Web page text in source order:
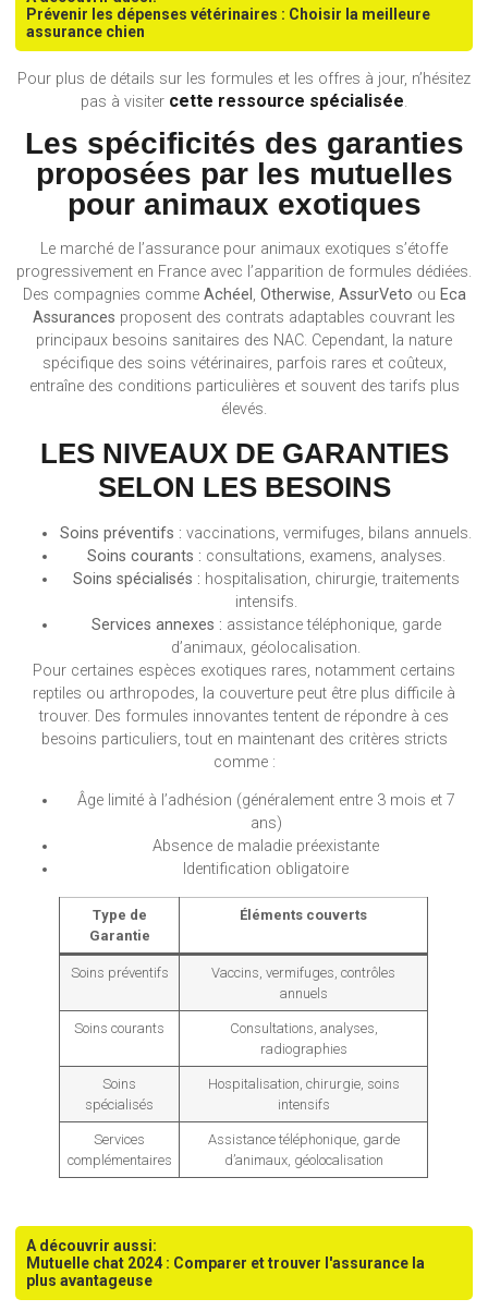
Prévenir les dépenses vétérinaires : Choisir la meilleure
assurance chien
Pour plus de détails sur les formules et les offres à jour, n’hésitez
pas à visiter cette ressource spécialisée.
Les spécificités des garanties
proposées par les mutuelles
pour animaux exotiques
Le marché de l’assurance pour animaux exotiques s’étoffe
progressivement en France avec l’apparition de formules dédiées.
Des compagnies comme Achéel , Otherwise, AssurVeto ou Eca
Assurances proposent des contrats adaptables couvrant les
principaux besoins sanitaires des NAC. Cependant, la nature
spécifique des soins vétérinaires, parfois rares et coûteux,
entraîne des conditions particulières et souvent des tarifs plus
élevés.
LES NIVEAUX DE GARANTIES
SELON LES BESOINS
Soins préventifs : vaccinations, vermifuges, bilans annuels.
Soins courants : consultations, examens, analyses.
Soins spécialisés : hospitalisation, chirurgie, traitements
intensifs.
Services annexes : assistance téléphonique, garde
d’animaux, géolocalisation.
Pour certaines espèces exotiques rares, notamment certains
reptiles ou arthropodes, la couverture peut être plus difficile à
trouver. Des formules innovantes tentent de répondre à ces
besoins particuliers, tout en maintenant des critères stricts
comme :
Âge limité à l’adhésion (généralement entre 3 mois et 7
ans)
Absence de maladie préexistante
Identification obligatoire
Type de
Garantie
Éléments couverts
Soins préventifs
Vaccins, vermifuges, contrôles
annuels
Soins courants
Consultations, analyses,
radiographies
Soins
spécialisés
Hospitalisation, chirurgie, soins
intensifs
Services
complémentaires
Assistance téléphonique, garde
d’animaux, géolocalisation
A découvrir aussi:
Mutuelle chat 2024 : Comparer et trouver l'assurance la
plus avantageuse